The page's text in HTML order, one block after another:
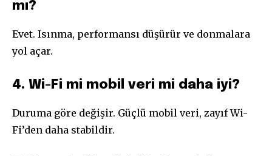
mı?
Evet. Isınma, performansı düşürür ve donmalara
yol açar.
4. Wi-Fi mi mobil veri mi daha iyi?
Duruma göre değişir. Güçlü mobil veri, zayıf Wi-
Fi’den daha stabildir.